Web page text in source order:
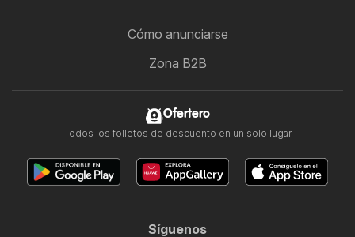
Cómo anunciarse
Zona B2B
Ofertero
Todos los folletos de descuento en un solo lugar
Síguenos